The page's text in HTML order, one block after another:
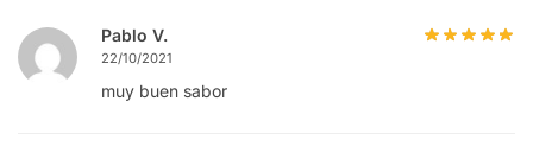
Pablo V.
22/10/2021
muy buen sabor